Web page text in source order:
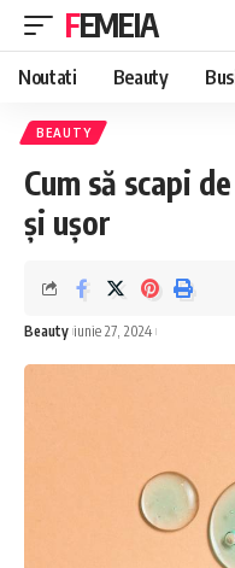
FEMEIA
Noutati Beauty
BEAUTY
Cum să scapi
și ușor
Beauty iunie 27, 2024